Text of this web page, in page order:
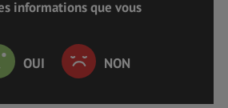
informations que vous
OUI NON